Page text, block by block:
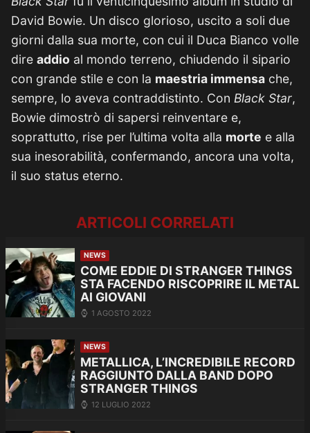
David Bowie. Un disco glorioso, uscito a soli due
giorni dalla sua morte, con cui il Duca Bianco volle
dire addio al mondo terreno, chiudendo il sipario
con grande stile e con la maestria immensa che,
sempre, lo aveva contraddistinto. Con Black Star,
Bowie dimostrò di sapersi reinventare e,
soprattutto, rise per l’ultima volta alla morte e alla
sua inesorabilità, confermando, ancora una volta,
il suo status eterno.
ARTICOLI CORRELATI
NEWS
COME EDDIE DI STRANGER THINGS
STA FACENDO RISCOPRIRE IL METAL
AI GIOVANI
1 AGOSTO 2022
NEWS
METALLICA, L’INCREDIBILE RECORD
RAGGIUNTO DALLA BAND DOPO
STRANGER THINGS
12 LUGLIO 2022